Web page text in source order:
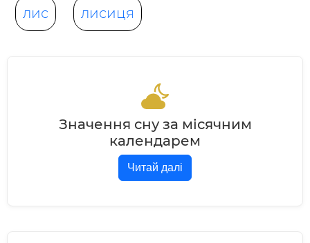
лис лисиця
Значення сну за місячним
календарем
Читай далі